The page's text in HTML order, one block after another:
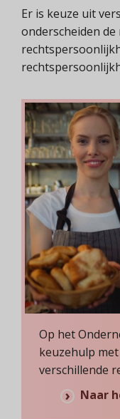
Er is keuze uit
onderscheiden
Op het
keuzehulp
verschillende
Naar